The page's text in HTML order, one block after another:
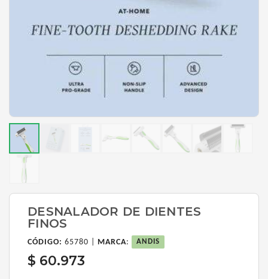
DESNALADOR DE DIENTES
FINOS
CÓDIGO: 65780 | MARCA: ANDIS
$ 60.973